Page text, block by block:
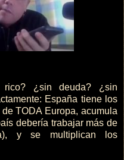
¿sin deuda? ¿sin
España tiene los
TODA Europa, acumula
debería trabajar más de
y se multiplican los